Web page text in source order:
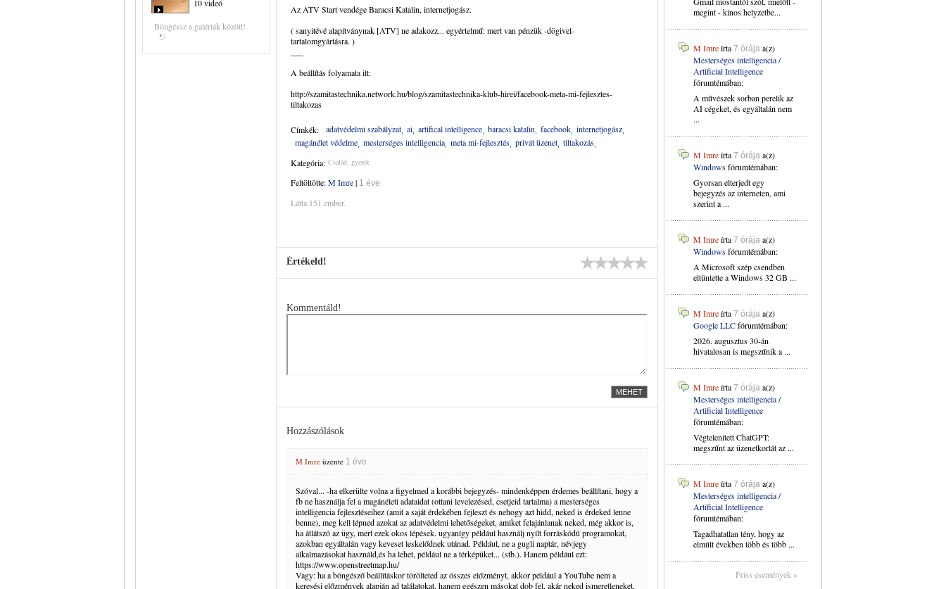
10 videó
Böngéssz a galériák között!
Az ATV Start vendége Baracsi Katalin, internetjogász.
( sanyitévé alapítványnak [ATV] ne adakozz... egyértelmű: mert van pénzük -dögivel-
tartalomgyártásra. )
A beállítás folyamata itt:
http://szamitastechnika.network.hu/blog/szamitastechnika-klub-hirei/facebook-meta-mi-fejlesztes-
tiltakozas
Címkék: adatvédelmi szabályzat ai artifical intelligence baracsi katalin facebook internetjogász
magánélet védelme mesterséges intelligencia meta mi-fejlesztés privát üzenet tiltakozás
Kategória: Család, gyerek
Feltöltötte:M Imre| 1 éve
Látta 151 ember.
Értékeld!
Kommentáld!
Hozzászólások
M Imre üzente 1 éve
Szóval... -ha elkerülte volna a figyelmed a korábbi bejegyzés- mindenképpen érdemes beállítani, hogy a
fb ne használja fel a magánéleti adataidat (ottani levelezésed, csetjeid tartalma) a mesterséges
intelligencia fejlesztéseihez (amit a saját érdekében fejleszt és nehogy azt hidd, neked is érdeked lenne
benne), meg kell lépned azokat az adatvédelmi lehetőségeket, amiket felajánlanak neked, még akkor is,
ha átlátszó az ügy, mert ezek okos lépések. ugyanígy például használj nyílt forráskódú programokat,
azokban egyáltalán vagy keveset leskelődnek utánad. Például, ne a gugli naptár, névjegy
alkalmazásokat használd,és ha lehet, például ne a térképüket... (stb.). Hanem például ezt:
https://www.openstreetmap.hu/
Vagy: ha a böngésző beállításkor törölteted az összes előzményt, akkor például a YouTube nem a
keresési előzmények alapján ad találatokat, hanem egészen másokat dob fel, akár neked ismeretleneket,
megint - kínos helyzetbe...
M Imreírta 7 órája a(z)
Mesterséges intelligencia /
Artificial Intelligence
fórumtémában:
A művészek sorban perelik az
AI cégeket, és egyáltalán nem
...
M Imreírta 7 órája a(z)
Windowsfórumtémában:
Gyorsan elterjedt egy
bejegyzés az interneten, ami
szerint a ...
M Imreírta 7 órája a(z)
Windowsfórumtémában:
A Microsoft szép csendben
eltüntette a Windows 32 GB ...
M Imreírta 7 órája a(z)
Google LLCfórumtémában:
2026. augusztus 30-án
hivatalosan is megszűnik a ...
M Imreírta 7 órája a(z)
Mesterséges intelligencia /
Artificial Intelligence
fórumtémában:
Végtelenített ChatGPT:
megszűnt az üzenetkorlát az ...
M Imreírta 7 órája a(z)
Mesterséges intelligencia /
Artificial Intelligence
fórumtémában:
Tagadhatatlan tény, hogy az
elmúlt években több és több ...
Friss események »